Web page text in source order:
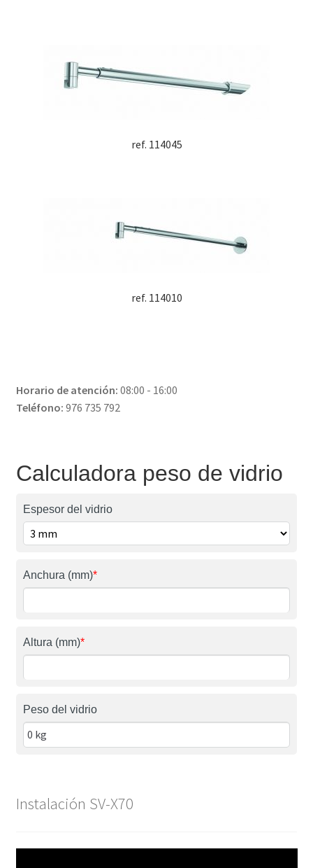
ref. 114045
ref. 114010
Horario de atención: 08:00 - 16:00
Teléfono: 976 735 792
Calculadora peso de vidrio
Espesor del vidrio
Anchura (mm)*
Altura (mm)*
Peso del vidrio
Instalación SV-X70